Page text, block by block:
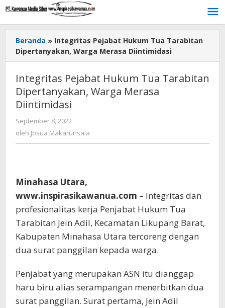
Lewati
konten
Beranda » Integritas Pejabat Hukum Tua Tarabitan
Dipertanyakan, Warga Merasa Diintimidasi
Integritas Pejabat Hukum Tua Tarabitan
Dipertanyakan, Warga Merasa
Diintimidasi
September 8, 2022
Josua
oleh Josua Makarunsala
Minahasa Utara,
www.inspirasikawanua.com – Integritas dan
profesionalitas kerja Penjabat Hukum Tua
Tarabitan Jein Adil, Kecamatan Likupang Barat,
Kabupaten Minahasa Utara tercoreng dengan
dua surat panggilan kepada warga.
Penjabat yang merupakan ASN itu dianggap
haru biru alias serampangan menerbitkan dua
surat panggilan. Surat pertama, Jein Adil